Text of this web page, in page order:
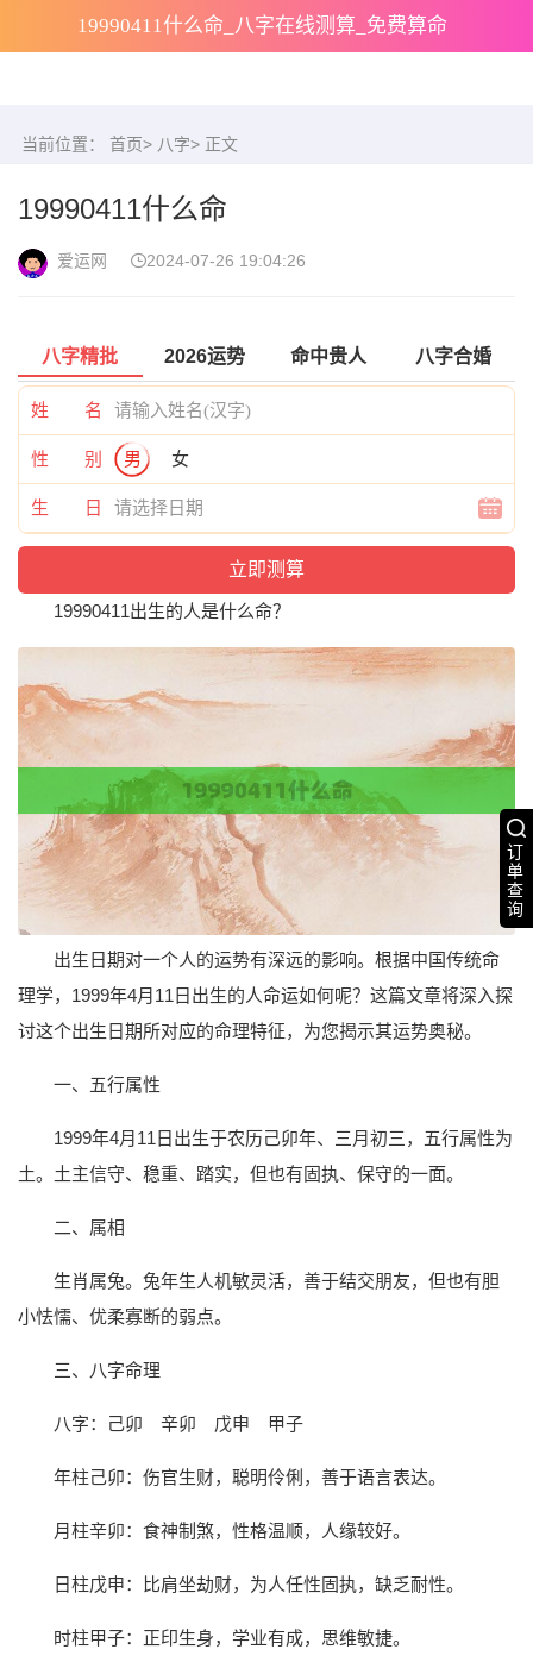
19990411什么命_八字在线测算_免费算命
订
单
查
询
当前位置： 首页> 八字> 正文
19990411什么命
爱运网 2024-07-26 19:04:26
八字精批 2026运势 命中贵人 八字合婚
姓 名
性 别 男 女
生 日
19990411出生的人是什么命？
出生日期对一个人的运势有深远的影响。根据中国传统命
理学，1999年4月11日出生的人命运如何呢？这篇文章将深入探
讨这个出生日期所对应的命理特征，为您揭示其运势奥秘。
一、五行属性
1999年4月11日出生于农历己卯年、三月初三，五行属性为
土。土主信守、稳重、踏实，但也有固执、保守的一面。
二、属相
生肖属兔。兔年生人机敏灵活，善于结交朋友，但也有胆
小怯懦、优柔寡断的弱点。
三、八字命理
八字：己卯 辛卯 戊申 甲子
年柱己卯：伤官生财，聪明伶俐，善于语言表达。
月柱辛卯：食神制煞，性格温顺，人缘较好。
日柱戊申：比肩坐劫财，为人任性固执，缺乏耐性。
时柱甲子：正印生身，学业有成，思维敏捷。